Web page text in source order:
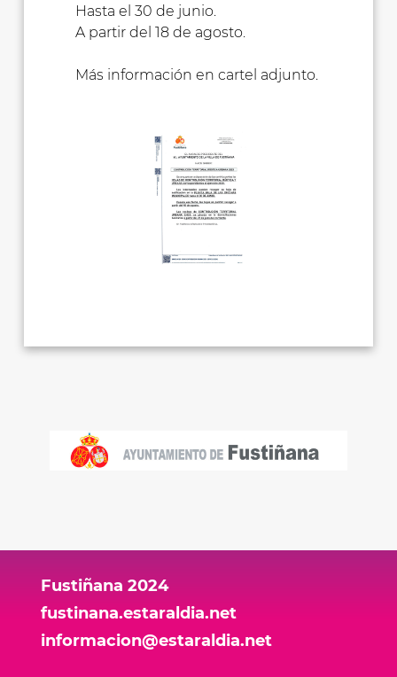
Hasta el 30 de junio.
A partir del 18 de agosto.
Más información en cartel adjunto.
Fustiñana 2024
fustinana.estaraldia.net
informacion@estaraldia.net